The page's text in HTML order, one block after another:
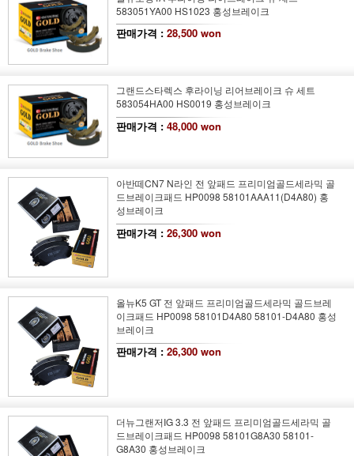
583051YA00 HS1023 홍성브레이크
판매가격 : 28,500 won
그랜드스타렉스 후라이닝 리어브레이크 슈 세트
583054HA00 HS0019 홍성브레이크
판매가격 : 48,000 won
아반떼CN7 N라인 전 앞패드 프리미엄골드세라믹 골
드브레이크패드 HP0098 58101AAA11(D4A80) 홍
성브레이크
판매가격 : 26,300 won
올뉴K5 GT 전 앞패드 프리미엄골드세라믹 골드브레
이크패드 HP0098 58101D4A80 58101-D4A80 홍성
브레이크
판매가격 : 26,300 won
더뉴그랜저IG 3.3 전 앞패드 프리미엄골드세라믹 골
드브레이크패드 HP0098 58101G8A30 58101-
G8A30 홍성브레이크